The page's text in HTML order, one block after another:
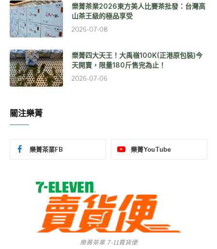
樂菁茶業2026東方美人比賽茶批發：台灣高
山茶王級的極品享受
2026-07-08
樂菁四大天王！大禹嶺100K(正港原包裝)今
天開賣，限量180斤售完為止！
2026-07-06
關注樂菁
樂菁茶業FB 樂菁YouTube
樂菁茶業 7-11賣貨便